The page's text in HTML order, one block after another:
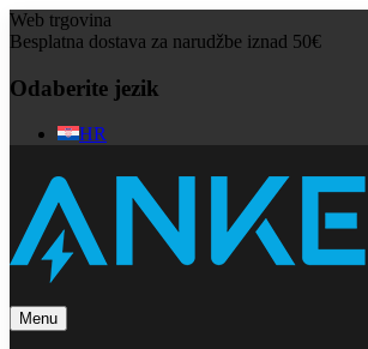
Web trgovina
Besplatna dostava za narudžbe iznad 50€
Odaberite jezik
HR
Menu